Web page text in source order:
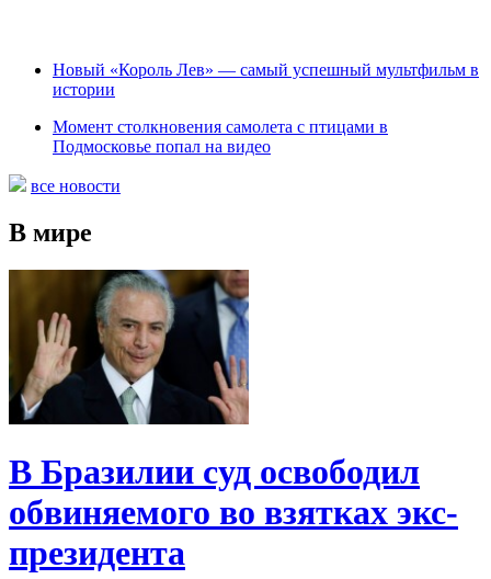
Новый «Король Лев» — самый успешный мультфильм в
истории
Момент столкновения самолета с птицами в
Подмосковье попал на видео
все новости
В мире
В Бразилии суд освободил
обвиняемого во взятках экс-
президента